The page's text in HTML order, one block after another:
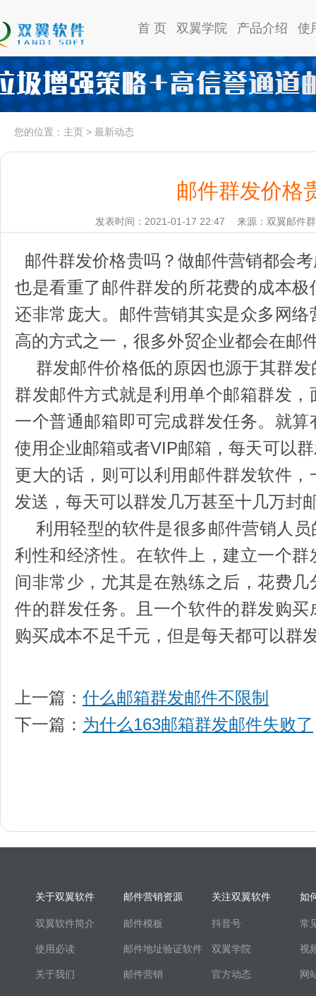
首 页 双翼学院 产品介绍 使
您的位置： 主页 > 最新动态
邮件群发价格
发表时间：2021-01-17 22:47 来源：双翼邮件
邮件群发价格贵吗？做邮件营销都会
也是看重了邮件群发的所花费的成本
还非常庞大。邮件营销其实是众多网
高的方式之一，很多外贸企业都会在邮
群发邮件价格低的原因也源于其群发
群发邮件方式就是利用单个邮箱群发
一个普通邮箱即可完成群发任务。就
使用企业邮箱或者VIP邮箱，每天可以
更大的话，则可以利用邮件群发软件
发送，每天可以群发几万甚至十几万封
利用轻型的软件是很多邮件营销人员
利性和经济性。在软件上，建立一个
间非常少，尤其是在熟练之后，花费
件的群发任务。且一个软件的群发购
购买成本不足千元，但是每天都可以群
上一篇： 什么邮箱群发邮件不限制
下一篇： 为什么163邮箱群发邮件失败了
关于双翼软件
双翼软件简介
使用必读
关于我们
邮件营销资源
邮件模板
邮件地址验证软件
邮件营销
关注双翼软件
抖音号
双翼学院
官方动态
如
常
视
网